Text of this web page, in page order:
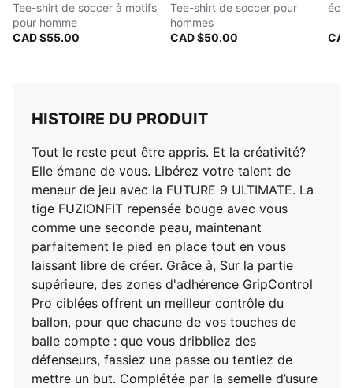
Tee-shirt de soccer à motifs
pour homme
CAD $55.00
Tee-shirt de soccer pour
hommes
CAD $50.00
HISTOIRE DU PRODUIT
Tout le reste peut être appris. Et la créativité?
Elle émane de vous. Libérez votre talent de
meneur de jeu avec la FUTURE 9 ULTIMATE. La
tige FUZIONFIT repensée bouge avec vous
comme une seconde peau, maintenant
parfaitement le pied en place tout en vous
laissant libre de créer. Grâce à, Sur la partie
supérieure, des zones d'adhérence GripControl
Pro ciblées offrent un meilleur contrôle du
ballon, pour que chacune de vos touches de
balle compte : que vous dribbliez des
défenseurs, fassiez une passe ou tentiez de
mettre un but. Complétée par la semelle d’usure